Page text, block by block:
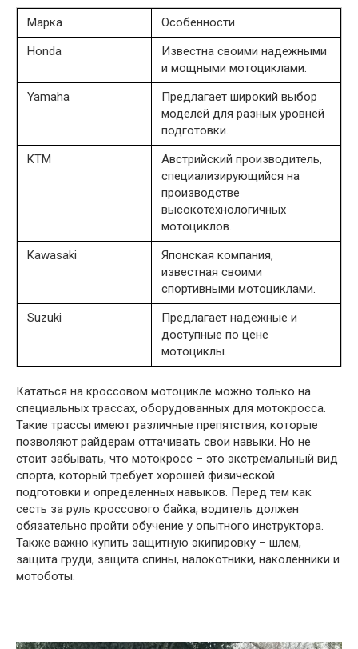
Марка
Особенности
Honda
Известна своими надежными
и мощными мотоциклами.
Yamaha
Предлагает широкий выбор
моделей для разных уровней
подготовки.
KTM
Австрийский производитель,
специализирующийся на
производстве
высокотехнологичных
мотоциклов.
Kawasaki
Японская компания,
известная своими
спортивными мотоциклами.
Suzuki
Предлагает надежные и
доступные по цене
мотоциклы.
Кататься на кроссовом мотоцикле можно только на
специальных трассах, оборудованных для мотокросса.
Такие трассы имеют различные препятствия, которые
позволяют райдерам оттачивать свои навыки. Но не
стоит забывать, что мотокросс – это экстремальный вид
спорта, который требует хорошей физической
подготовки и определенных навыков. Перед тем как
сесть за руль кроссового байка, водитель должен
обязательно пройти обучение у опытного инструктора.
Также важно купить защитную экипировку – шлем,
защита груди, защита спины, налокотники, наколенники и
мотоботы.